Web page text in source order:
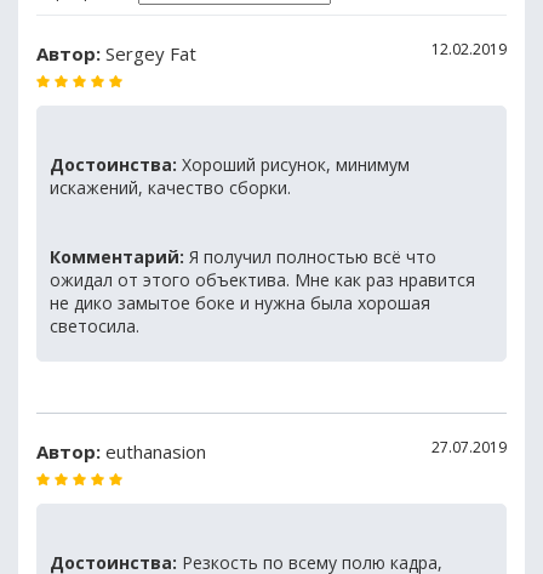
Автор: Sergey Fat 12.02.2019
Достоинства: Хороший рисунок, минимум
искажений, качество сборки.
Комментарий: Я получил полностью всё что
ожидал от этого объектива. Мне как раз нравится
не дико замытое боке и нужна была хорошая
светосила.
Автор: euthanasion 27.07.2019
Достоинства: Резкость по всему полю кадра,